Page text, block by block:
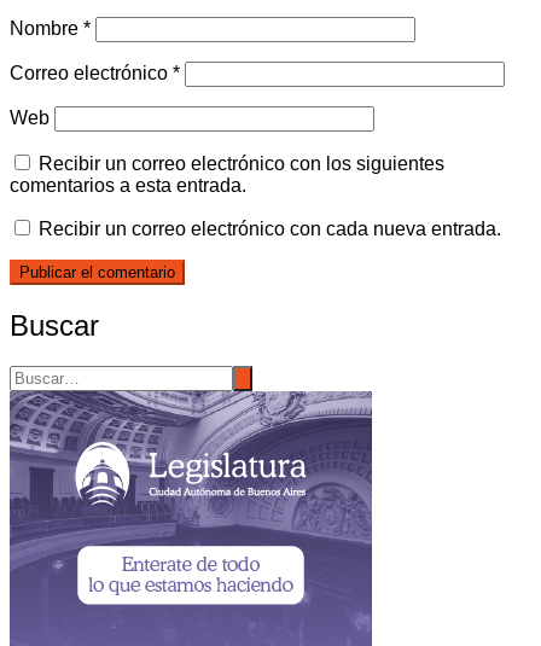
Nombre *
Correo electrónico *
Web
Recibir un correo electrónico con los siguientes
comentarios a esta entrada.
Recibir un correo electrónico con cada nueva entrada.
Buscar